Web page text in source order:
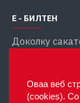
Оваа веб
(cookies).
Е - БИЛТЕН
Доколку
внесете ја